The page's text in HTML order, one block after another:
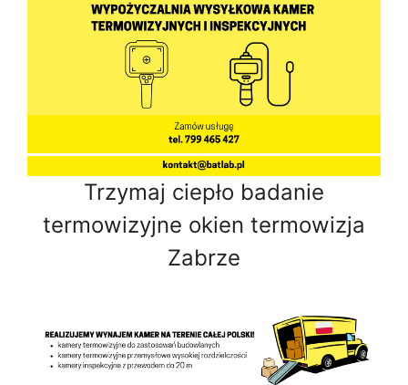
Trzymaj ciepło badanie
termowizyjne okien termowizja
Zabrze